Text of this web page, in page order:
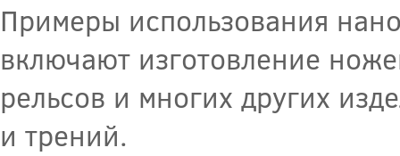
Примеры использования
включают изготовление
рельсов и многих других
и трений.